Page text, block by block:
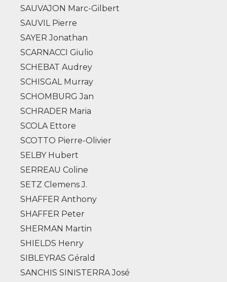
SAUVAJON Marc-Gilbert
SAUVIL Pierre
SAYER Jonathan
SCARNACCI Giulio
SCHEBAT Audrey
SCHISGAL Murray
SCHOMBURG Jan
SCHRADER Maria
SCOLA Ettore
SCOTTO Pierre-Olivier
SELBY Hubert
SERREAU Coline
SETZ Clemens J.
SHAFFER Anthony
SHAFFER Peter
SHERMAN Martin
SHIELDS Henry
SIBLEYRAS Gérald
SANCHIS SINISTERRA José